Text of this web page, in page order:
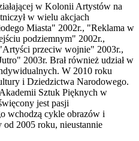
w Kolonii Artystów na
w wielu akcjach
Miasta" 2002r., "Reklama w
podziemnym" 2002r.,
przeciw wojnie" 2003r.,
2003r. Brał również udział w
W 2010 roku
i Dziedzictwa Narodowego.
Sztuk Pięknych w
jest pasji
wchodzą cykle obrazów i
2005 roku, nieustannie